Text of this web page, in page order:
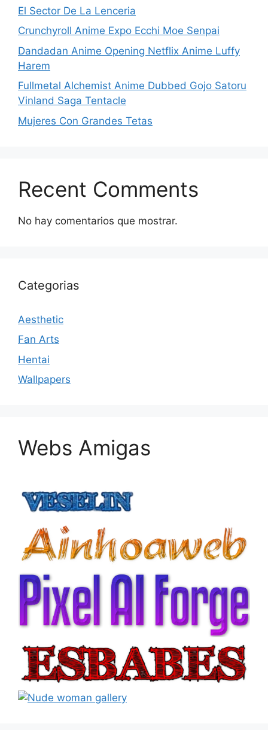
El Sector De La Lenceria
Crunchyroll Anime Expo Ecchi Moe Senpai
Dandadan Anime Opening Netflix Anime Luffy
Harem
Fullmetal Alchemist Anime Dubbed Gojo Satoru
Vinland Saga Tentacle
Mujeres Con Grandes Tetas
Recent Comments
No hay comentarios que mostrar.
Categorias
Aesthetic
Fan Arts
Hentai
Wallpapers
Webs Amigas